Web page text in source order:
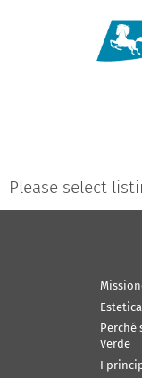
Please select
Perché
Verde
I